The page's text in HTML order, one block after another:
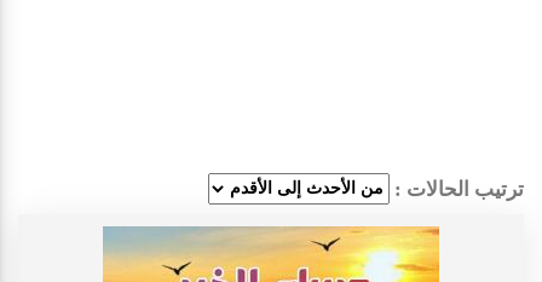
ترتيب الحالات :